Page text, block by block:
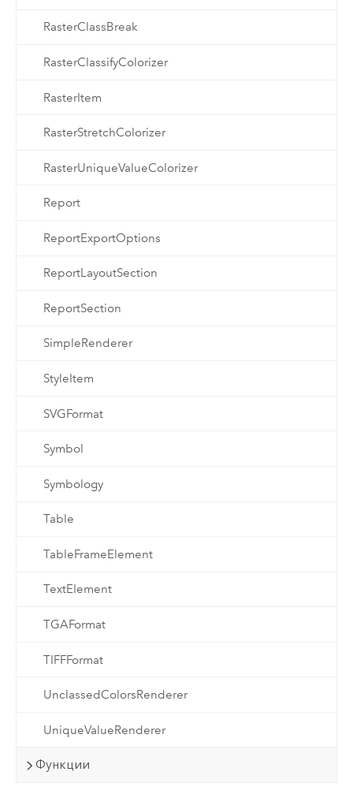
RasterClassBreak
RasterClassifyColorizer
RasterItem
RasterStretchColorizer
RasterUniqueValueColorizer
Report
ReportExportOptions
ReportLayoutSection
ReportSection
SimpleRenderer
StyleItem
SVGFormat
Symbol
Symbology
Table
TableFrameElement
TextElement
TGAFormat
TIFFFormat
UnclassedColorsRenderer
UniqueValueRenderer
Функции